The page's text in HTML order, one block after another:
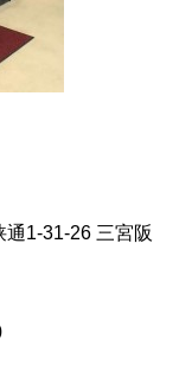
1-31-26 三宮阪